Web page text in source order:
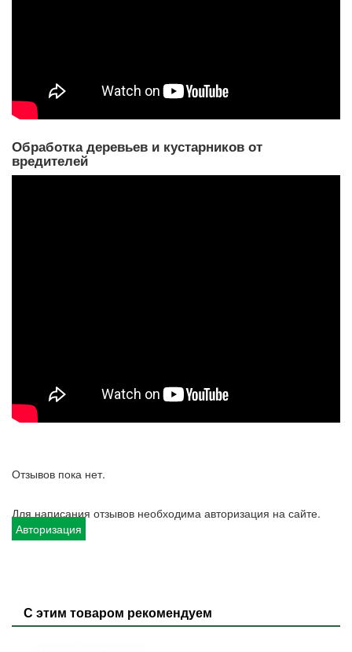
Обработка деревьев и кустарников от
вредителей
Отзывов пока нет.
Для написания отзывов необходима авторизация на сайте.
Авторизация
С этим товаром рекомендуем